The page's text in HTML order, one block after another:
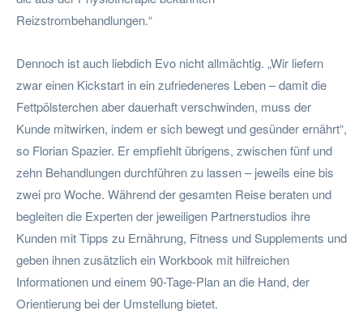
Reizstrombehandlungen.“
Dennoch ist auch liebdich Evo nicht allmächtig. „Wir liefern
zwar einen Kickstart in ein zufriedeneres Leben – damit die
Fettpölsterchen aber dauerhaft verschwinden, muss der
Kunde mitwirken, indem er sich bewegt und gesünder ernährt“,
so Florian Spazier. Er empfiehlt übrigens, zwischen fünf und
zehn Behandlungen durchführen zu lassen – jeweils eine bis
zwei pro Woche. Während der gesamten Reise beraten und
begleiten die Experten der jeweiligen Partnerstudios ihre
Kunden mit Tipps zu Ernährung, Fitness und Supplements und
geben ihnen zusätzlich ein Workbook mit hilfreichen
Informationen und einem 90-Tage-Plan an die Hand, der
Orientierung bei der Umstellung bietet.